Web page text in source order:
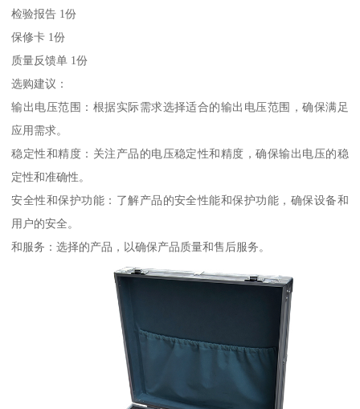
检验报告 1份
保修卡 1份
质量反馈单 1份
选购建议：
输出电压范围：根据实际需求选择适合的输出电压范围，确保满足
应用需求。
稳定性和精度：关注产品的电压稳定性和精度，确保输出电压的稳
定性和准确性。
安全性和保护功能：了解产品的安全性能和保护功能，确保设备和
用户的安全。
和服务：选择的产品，以确保产品质量和售后服务。